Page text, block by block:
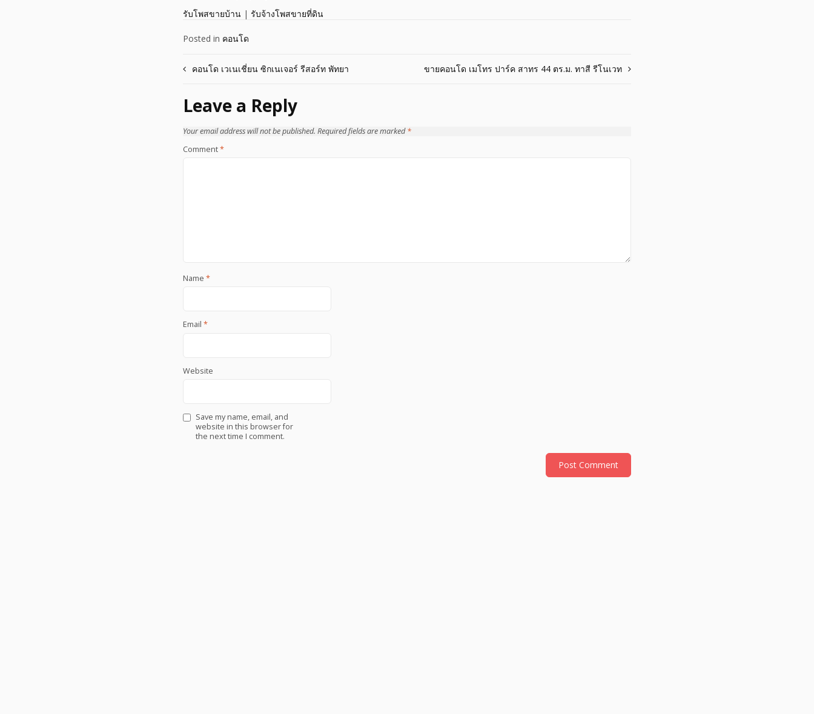
รับโพสขายบ้าน | รับจ้างโพสขายที่ดิน
Posted in คอนโด
Post
คอนโด เวเนเชี่ยน ซิกเนเจอร์ รีสอร์ท พัทยา ขายคอนโด เมโทร ปาร์ค สาทร 44 ตร.ม. ทาสี รีโนเวท
Leave a Reply
Your email address will not be published. Required fields are marked*
Comment*
Name *
Email *
Website
Save my name, email, and
website in this browser for
the next time I comment.